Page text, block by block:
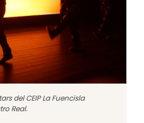
del CEIP La Fuencisla
Real.